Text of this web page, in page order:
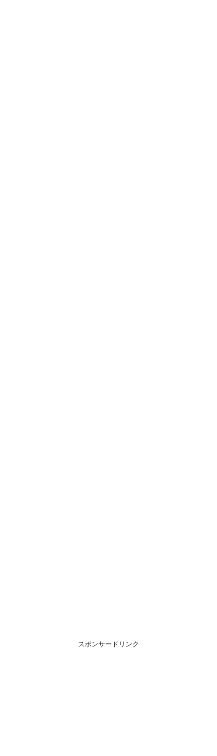
スポンサードリンク